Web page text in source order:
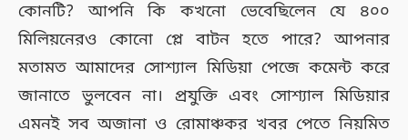
কোনটি? আপনি কি কখনো ভেবেছিলেন যে ৪০০
মিলিয়নেরও কোনো প্লে বাটন হতে পারে? আপনার
মতামত আমাদের সোশ্যাল মিডিয়া পেজে কমেন্ট করে
জানাতে ভুলবেন না। প্রযুক্তি এবং সোশ্যাল মিডিয়ার
এমনই সব অজানা ও রোমাঞ্চকর খবর পেতে নিয়মিত